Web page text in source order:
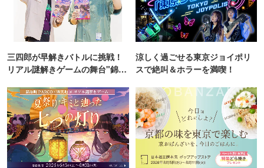
三四郎が早解きバトルに挑戦！
リアル謎解きゲームの舞台"錦糸
涼しく過ごせる東京ジョイポリ
スで絶叫＆ホラーを満喫！